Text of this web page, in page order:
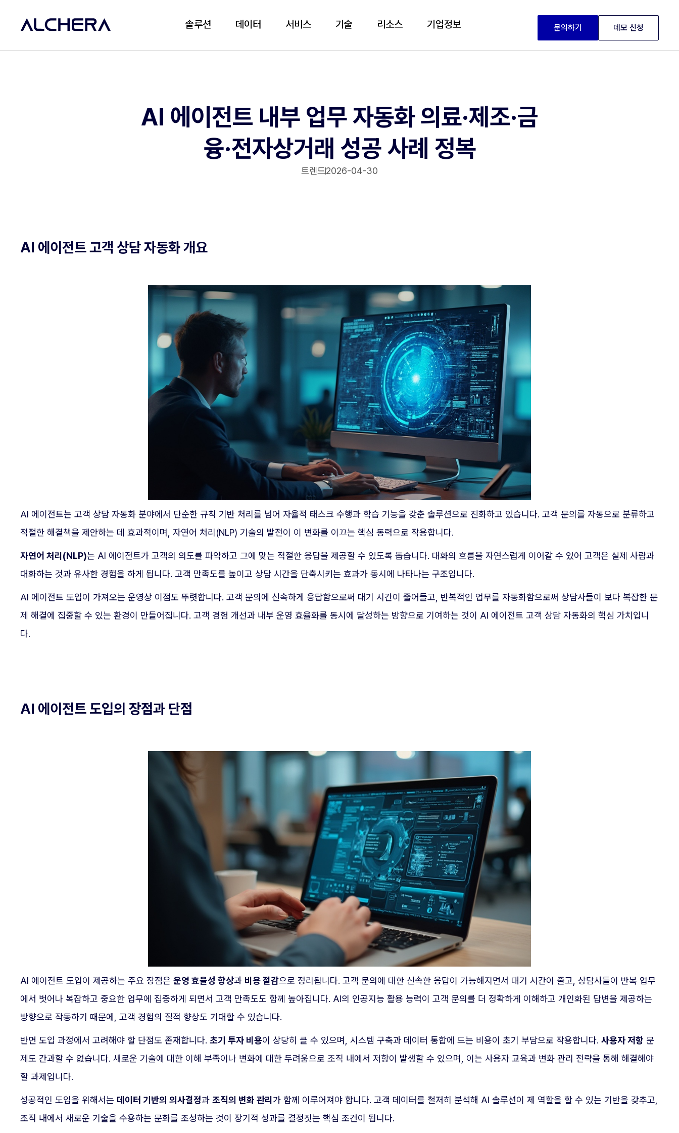
솔루션 데이터 서비스 기술 리소스 기업정보 문의하기 데모 신청
AI 에이전트 내부 업무 자동화 의료·제조·금
융·전자상거래 성공 사례 정복
트렌드2026-04-30
AI 에이전트 고객 상담 자동화 개요
AI 에이전트는 고객 상담 자동화 분야에서 단순한 규칙 기반 처리를 넘어 자율적 태스크 수행과 학습 기능을 갖춘 솔루션으로 진화하고 있습니다. 고객 문의를 자동으로 분류하고
적절한 해결책을 제안하는 데 효과적이며, 자연어 처리(NLP) 기술의 발전이 이 변화를 이끄는 핵심 동력으로 작용합니다.
자연어 처리(NLP)는 AI 에이전트가 고객의 의도를 파악하고 그에 맞는 적절한 응답을 제공할 수 있도록 돕습니다. 대화의 흐름을 자연스럽게 이어갈 수 있어 고객은 실제 사람과
대화하는 것과 유사한 경험을 하게 됩니다. 고객 만족도를 높이고 상담 시간을 단축시키는 효과가 동시에 나타나는 구조입니다.
AI 에이전트 도입이 가져오는 운영상 이점도 뚜렷합니다. 고객 문의에 신속하게 응답함으로써 대기 시간이 줄어들고, 반복적인 업무를 자동화함으로써 상담사들이 보다 복잡한 문
제 해결에 집중할 수 있는 환경이 만들어집니다. 고객 경험 개선과 내부 운영 효율화를 동시에 달성하는 방향으로 기여하는 것이 AI 에이전트 고객 상담 자동화의 핵심 가치입니
다.
AI 에이전트 도입의 장점과 단점
AI 에이전트 도입이 제공하는 주요 장점은 운영 효율성 향상과 비용 절감으로 정리됩니다. 고객 문의에 대한 신속한 응답이 가능해지면서 대기 시간이 줄고, 상담사들이 반복 업무
에서 벗어나 복잡하고 중요한 업무에 집중하게 되면서 고객 만족도도 함께 높아집니다. AI의 인공지능 활용 능력이 고객 문의를 더 정확하게 이해하고 개인화된 답변을 제공하는
방향으로 작동하기 때문에, 고객 경험의 질적 향상도 기대할 수 있습니다.
반면 도입 과정에서 고려해야 할 단점도 존재합니다. 초기 투자 비용이 상당히 클 수 있으며, 시스템 구축과 데이터 통합에 드는 비용이 초기 부담으로 작용합니다. 사용자 저항 문
제도 간과할 수 없습니다. 새로운 기술에 대한 이해 부족이나 변화에 대한 두려움으로 조직 내에서 저항이 발생할 수 있으며, 이는 사용자 교육과 변화 관리 전략을 통해 해결해야
할 과제입니다.
성공적인 도입을 위해서는 데이터 기반의 의사결정과 조직의 변화 관리 가 함께 이루어져야 합니다. 고객 데이터를 철저히 분석해 AI 솔루션이 제 역할을 할 수 있는 기반을 갖추고,
조직 내에서 새로운 기술을 수용하는 문화를 조성하는 것이 장기적 성과를 결정짓는 핵심 조건이 됩니다.